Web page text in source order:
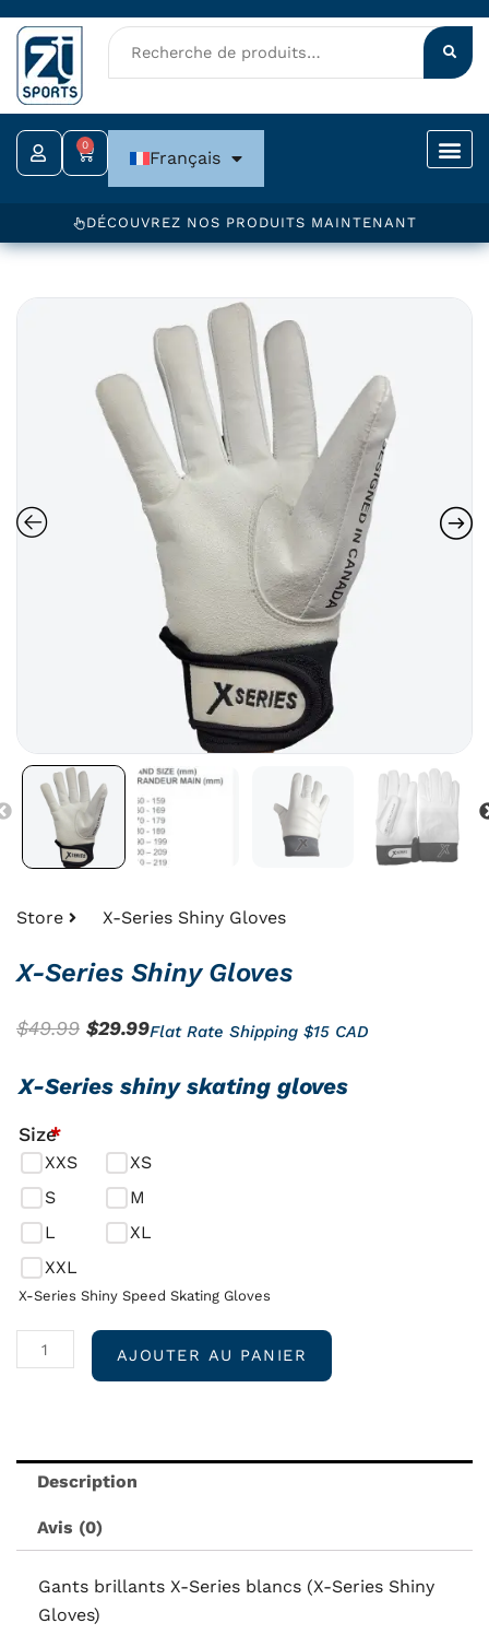
Aller
au
contenu
0
Panier Français
DÉCOUVREZ NOS PRODUITS MAINTENANT
Store X-Series Shiny Gloves
X-Series Shiny Gloves
$49.99 Le
initial
$49.99.
$29.99Le
actuel
Flat Rate Shipping $15 CAD
X-Series shiny skating gloves
Size*
XXS
XS
S
M
L
XL
XXL
X-Series Shiny Speed Skating Gloves
quantité
X-
Series
Shiny
Gloves
AJOUTER AU PANIER
Description
Avis (0)
Gants brillants X-Series blancs (X-Series Shiny
Gloves)